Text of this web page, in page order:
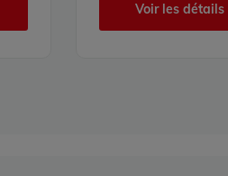
Voir les détails